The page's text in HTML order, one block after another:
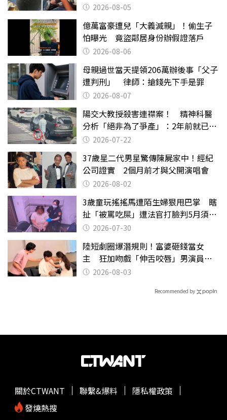
2026-08-05
億萬富豪遭兒「大義滅親」！偷生子
怕曝光 竟盜鄰居身份辦假證落戶
2026-08-06
母親過世當天提領206萬辦後事「父子
遭判刑」 律師：搶錢先下手是罪
2026-08-07
陽交大教授殺害連襟案！ 精神科醫
分析「絕非為了爭產」：2年前就已言
行詭異
2026-07-22
37歲星二代男星驚傳陳屍家中！經紀
公司證實 2個月前才與父開演唱會
2026-08-02
3歲童玩搖搖馬遭陌生婦狠甩巴掌 瞎
扯「被罵吃屎」遭法官打臉判5月須入
監 2026-07-30
陸短劇圈爆潛規則！富婆砸錢當女
主 狂加吻戲「伸舌咬唇」男演員崩
潰 2026-08-03
Recommended by
關於CTWANT 聯繫&爆料
隱私權政策
發燒熱搜